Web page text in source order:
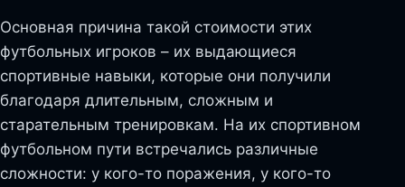
Основная причина такой стоимости этих
футбольных игроков – их выдающиеся
спортивные навыки, которые они получили
благодаря длительным, сложным и
старательным тренировкам. На их спортивном
футбольном пути встречались различные
сложности: у кого-то поражения, у кого-то